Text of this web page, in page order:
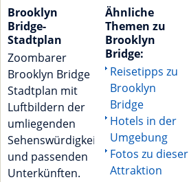
Brooklyn
Bridge-
Stadtplan
Zoombarer
Brooklyn Bridge
Stadtplan mit
Luftbildern der
umliegenden
Sehenswürdigkeiten
und passenden
Unterkünften.
Ähnliche
Themen zu
Brooklyn
Bridge:
Reisetipps zu
Brooklyn
Bridge
Hotels in der
Umgebung
Fotos zu dieser
Attraktion